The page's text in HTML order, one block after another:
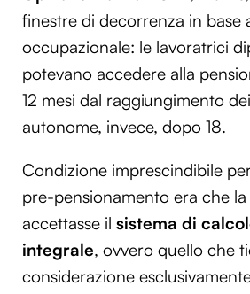
finestre di decorrenza in base
occupazionale: le lavoratrici
potevano accedere alla
12 mesi dal raggiungimento
autonome, invece, dopo 18.
Condizione imprescindibile
pre-pensionamento era che
accettasse il sistema di
integrale, ovvero quello che
considerazione